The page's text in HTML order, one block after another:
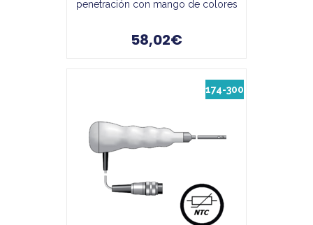
penetración con mango de colores
58,02€
174-300